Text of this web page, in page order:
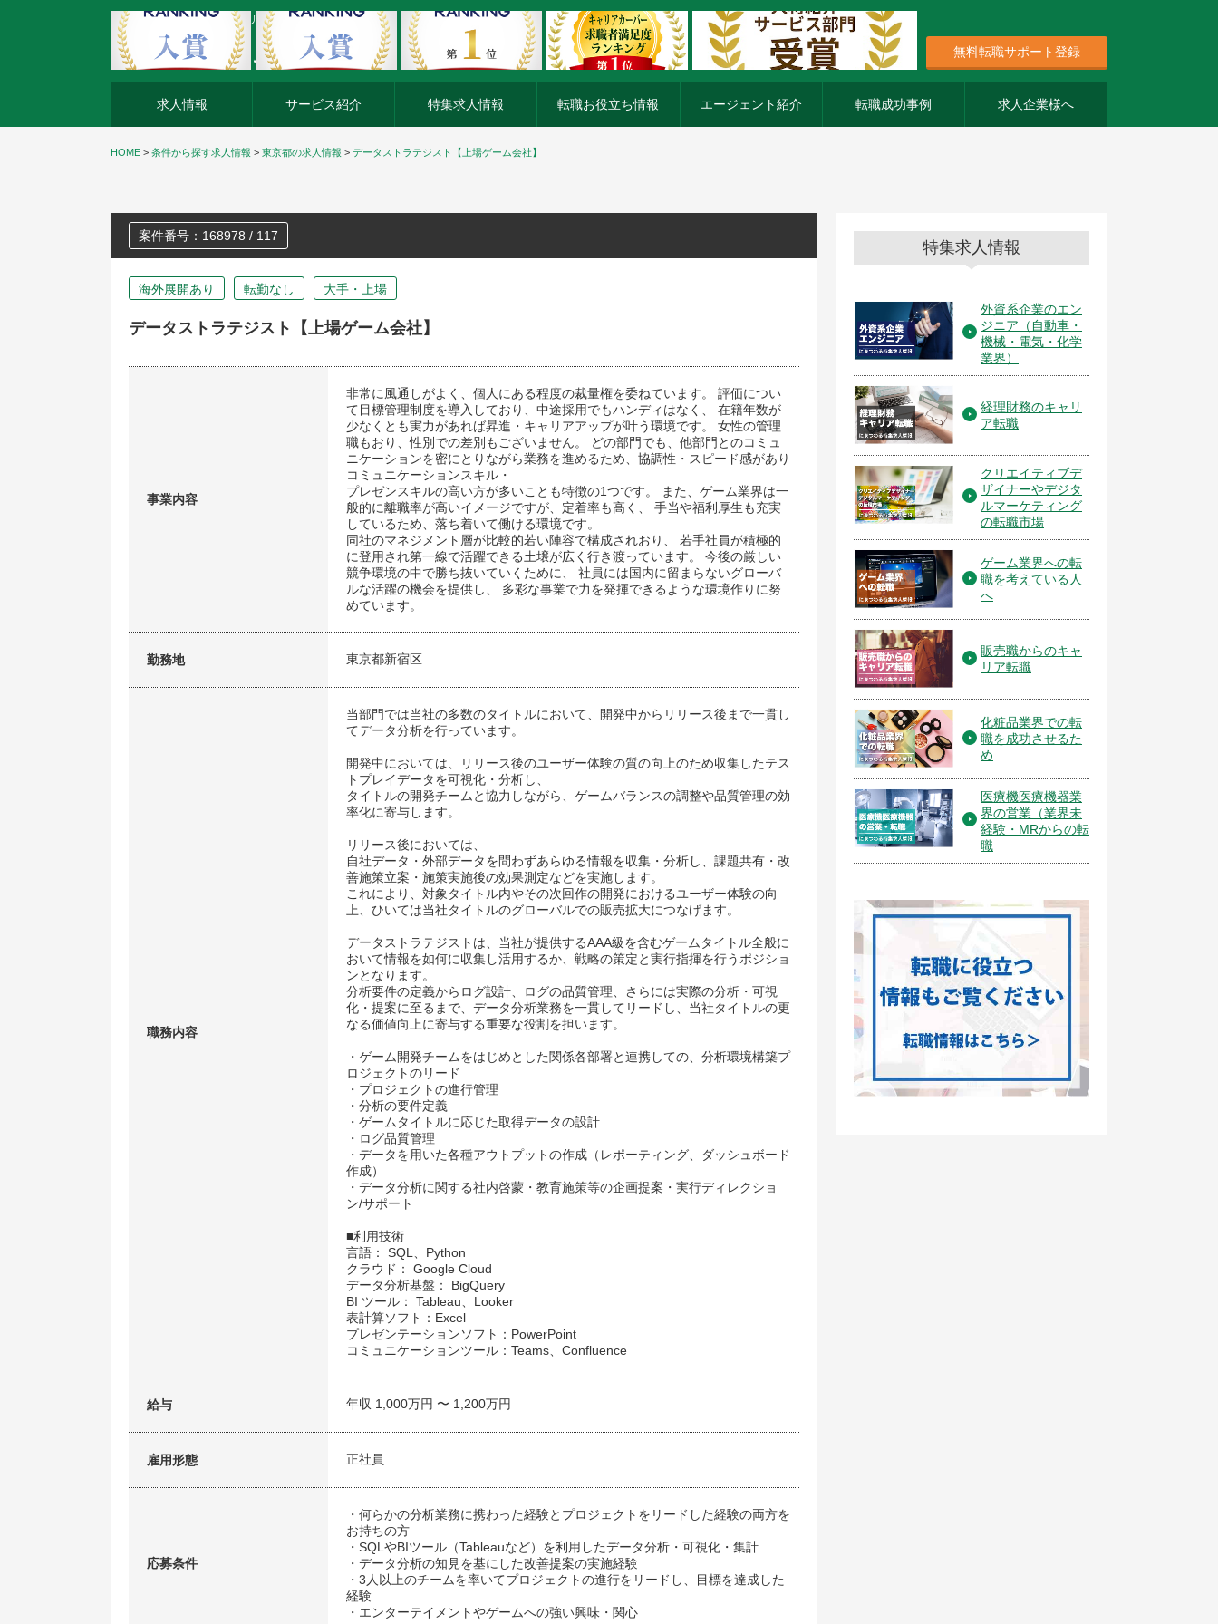
外資系企業の転職・キャリア転職ならアージスジャパン
無料転職サポート登録
求人情報 サービス紹介 特集求人情報 転職お役立ち情報 エージェント紹介 転職成功事例 求人企業様へ
HOME > 条件から探す求人情報 > 東京都の求人情報 > データストラテジスト【上場ゲーム会社】
案件番号：168978 / 117
海外展開あり 転勤なし 大手・上場
データストラテジスト【上場ゲーム会社】
事業内容
非常に風通しがよく、個人にある程度の裁量権を委ねています。 評価につい
て目標管理制度を導入しており、中途採用でもハンディはなく、 在籍年数が
少なくとも実力があれば昇進・キャリアアップが叶う環境です。 女性の管理
職もおり、性別での差別もございません。 どの部門でも、他部門とのコミュ
ニケーションを密にとりながら業務を進めるため、協調性・スピード感があり
コミュニケーションスキル・
プレゼンスキルの高い方が多いことも特徴の1つです。 また、ゲーム業界は一
般的に離職率が高いイメージですが、定着率も高く、 手当や福利厚生も充実
しているため、落ち着いて働ける環境です。
同社のマネジメント層が比較的若い陣容で構成されおり、 若手社員が積極的
に登用され第一線で活躍できる土壌が広く行き渡っています。 今後の厳しい
競争環境の中で勝ち抜いていくために、 社員には国内に留まらないグローバ
ルな活躍の機会を提供し、 多彩な事業で力を発揮できるような環境作りに努
めています。
勤務地 東京都新宿区
職務内容
当部門では当社の多数のタイトルにおいて、開発中からリリース後まで一貫し
てデータ分析を行っています。
開発中においては、リリース後のユーザー体験の質の向上のため収集したテス
トプレイデータを可視化・分析し、
タイトルの開発チームと協力しながら、ゲームバランスの調整や品質管理の効
率化に寄与します。
リリース後においては、
自社データ・外部データを問わずあらゆる情報を収集・分析し、課題共有・改
善施策立案・施策実施後の効果測定などを実施します。
これにより、対象タイトル内やその次回作の開発におけるユーザー体験の向
上、ひいては当社タイトルのグローバルでの販売拡大につなげます。
データストラテジストは、当社が提供するAAA級を含むゲームタイトル全般に
おいて情報を如何に収集し活用するか、戦略の策定と実行指揮を行うポジショ
ンとなります。
分析要件の定義からログ設計、ログの品質管理、さらには実際の分析・可視
化・提案に至るまで、データ分析業務を一貫してリードし、当社タイトルの更
なる価値向上に寄与する重要な役割を担います。
・ゲーム開発チームをはじめとした関係各部署と連携しての、分析環境構築プ
ロジェクトのリード
・プロジェクトの進行管理
・分析の要件定義
・ゲームタイトルに応じた取得データの設計
・ログ品質管理
・データを用いた各種アウトプットの作成（レポーティング、ダッシュボード
作成）
・データ分析に関する社内啓蒙・教育施策等の企画提案・実行ディレクショ
ン/サポート
■利用技術
言語： SQL、Python
クラウド： Google Cloud
データ分析基盤： BigQuery
BI ツール： Tableau、Looker
表計算ソフト：Excel
プレゼンテーションソフト：PowerPoint
コミュニケーションツール：Teams、Confluence
給与 年収 1,000万円 〜 1,200万円
雇用形態 正社員
応募条件
・何らかの分析業務に携わった経験とプロジェクトをリードした経験の両方を
お持ちの方
・SQLやBIツール（Tableauなど）を利用したデータ分析・可視化・集計
・データ分析の知見を基にした改善提案の実施経験
・3人以上のチームを率いてプロジェクトの進行をリードし、目標を達成した
経験
・エンターテイメントやゲームへの強い興味・関心
特集求人情報
外資系企業のエン
ジニア（自動車・
機械・電気・化学
業界）
経理財務のキャリ
ア転職
クリエイティブデ
ザイナーやデジタ
ルマーケティング
の転職市場
ゲーム業界への転
職を考えている人
へ
販売職からのキャ
リア転職
化粧品業界での転
職を成功させるた
め
医療機医療機器業
界の営業（業界未
経験・MRからの転
職